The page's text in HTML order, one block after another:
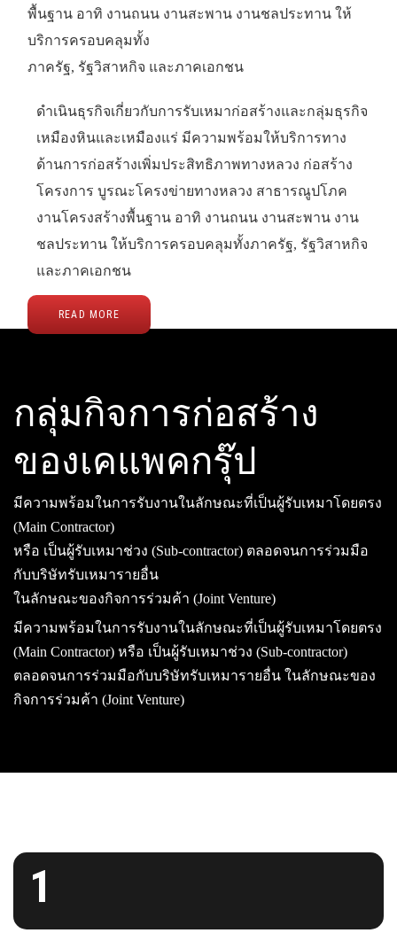
พื้นฐาน อาทิ งานถนน งานสะพาน งานชลประทาน ให้
บริการครอบคลุมทั้ง
ภาครัฐ, รัฐวิสาหกิจ และภาคเอกชน
ดำเนินธุรกิจเกี่ยวกับการรับเหมาก่อสร้างและกลุ่มธุรกิจ
เหมืองหินและเหมืองแร่ มีความพร้อมให้บริการทาง
ด้านการก่อสร้างเพิ่มประสิทธิภาพทางหลวง ก่อสร้าง
โครงการ บูรณะโครงข่ายทางหลวง สาธารณูปโภค
งานโครงสร้างพื้นฐาน อาทิ งานถนน งานสะพาน งาน
ชลประทาน ให้บริการครอบคลุมทั้งภาครัฐ, รัฐวิสาหกิจ
และภาคเอกชน
READ MORE
กลุ่มกิจการก่อสร้าง
ของเคแพคกรุ๊ป
มีความพร้อมในการรับงานในลักษณะที่เป็นผู้รับเหมาโดยตรง
(Main Contractor)
หรือ เป็นผู้รับเหมาช่วง (Sub-contractor) ตลอดจนการร่วมมือ
กับบริษัทรับเหมารายอื่น
ในลักษณะของกิจการร่วมค้า (Joint Venture)
มีความพร้อมในการรับงานในลักษณะที่เป็นผู้รับเหมาโดยตรง
(Main Contractor) หรือ เป็นผู้รับเหมาช่วง (Sub-contractor)
ตลอดจนการร่วมมือกับบริษัทรับเหมารายอื่น ในลักษณะของ
กิจการร่วมค้า (Joint Venture)
1